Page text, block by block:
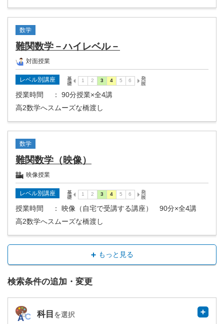
数学
難関数学－ハイレベル－
対面授業
レベル別講座
授業時間
： 90分授業×全4講
高2数学へスムーズな橋渡し
数学
難関数学（映像）
映像授業
レベル別講座
授業時間
： 映像（自宅で受講する講座） 90分×全4講
高2数学へスムーズな橋渡し
もっと見る
検索条件の追加・変更
科目 を選択